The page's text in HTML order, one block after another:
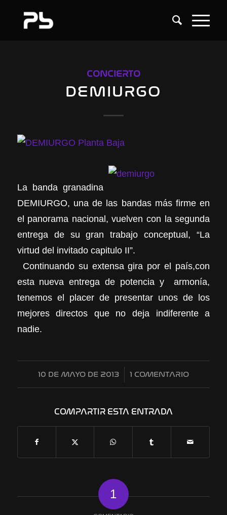
CONCIERTO
DEMIURGO
La banda granadina
DEMIURGO, una de las bandas más firme en
el panorama nacional, vuelven con la segunda
entrega de su gran trabajo conceptual, “La
virtud del invitado capitulo II”.
Continuando su extensa gira por el país,con
esta nueva entrega de potencia y armonía,
tenemos el placer de presentar unos de los
mejores directos que no deja indiferente a
nadie.
10 DE MAYO DE 2013
/ 1 COMENTARIO
COMPARTIR ESTA ENTRADA
1